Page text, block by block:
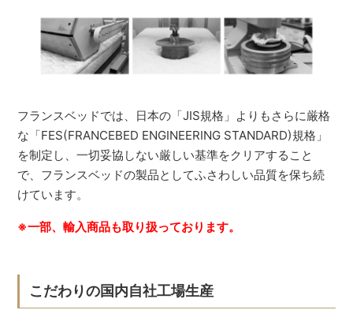
フランスベッドでは、日本の「JIS規格」よりもさらに厳格
な「FES(FRANCEBED ENGINEERING STANDARD)規格」
を制定し、一切妥協しない厳しい基準をクリアすること
で、フランスベッドの製品としてふさわしい品質を保ち続
けています。
※一部、輸入商品も取り扱っております。
こだわりの国内自社工場生産